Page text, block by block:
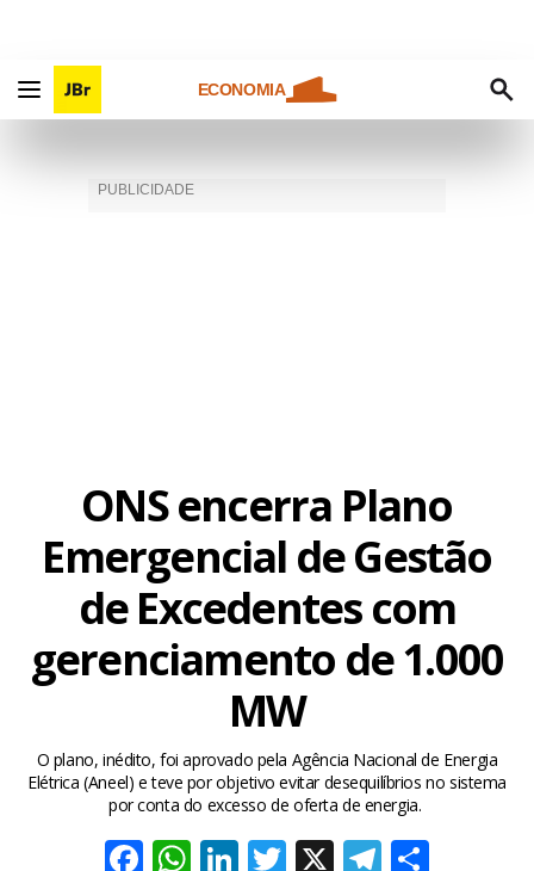
ECONOMIA
ONS encerra Plano
Emergencial de Gestão
de Excedentes com
gerenciamento de 1.000
MW
O plano, inédito, foi aprovado pela Agência Nacional de Energia
Elétrica (Aneel) e teve por objetivo evitar desequilíbrios no sistema
por conta do excesso de oferta de energia.
Facebook
WhatsApp
LinkedIn
Twitter
X